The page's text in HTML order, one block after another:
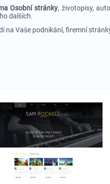
Osobní stránky, životopisy,
dalších.
na Vaše podnikání, firemní